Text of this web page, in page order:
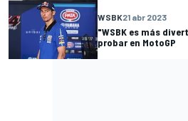
WSBK21 abr 2023
"WSBK es más
probar en MotoGP